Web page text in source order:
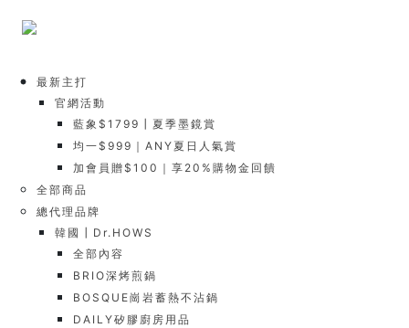
最新主打
官網活動
藍象$1799┃夏季墨鏡賞
均一$999｜ANY夏日人氣賞
加會員贈$100｜享20%購物金回饋
全部商品
總代理品牌
韓國┃Dr.HOWS
全部內容
BRIO深烤煎鍋
BOSQUE崗岩蓄熱不沾鍋
DAILY矽膠廚房用品